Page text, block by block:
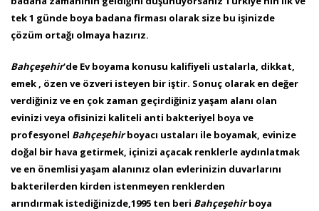
tek 1 günde boya badana firması olarak size bu işinizde
çözüm ortağı olmaya hazırız.
Bahçeşehir‘de Ev boyama konusu kalifiyeli ustalarla, dikkat,
emek , özen ve özveri isteyen bir iştir. Sonuç olarak en değer
verdiğiniz ve en çok zaman geçirdiğiniz yaşam alanı olan
evinizi veya ofisinizi kaliteli anti bakteriyel boya ve
profesyonel Bahçeşehirboyacı ustaları ile boyamak, evinize
doğal bir hava getirmek, içinizi açacak renklerle aydınlatmak
ve en önemlisi yaşam alanınız olan evlerinizin duvarlarını
bakterilerden kirden istenmeyen renklerden
arındırmak istediğinizde,1995 ten beri Bahçeşehirboya